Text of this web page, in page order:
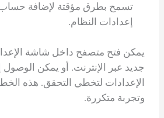
تسمح بطرق مؤقتة لإضافة حساب
إعدادات النظام.
يمكن فتح متصفح داخل شاشة
جديد عبر الإنترنت. أو يمكن
الإعدادات لتخطي التحقق. هذه
وتجربة متكررة.